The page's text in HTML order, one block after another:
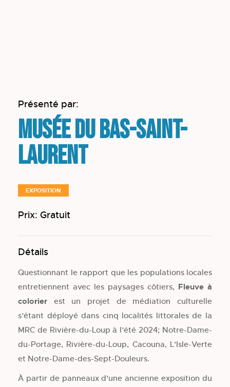
Présenté par:
Musée du Bas-Saint-
Laurent
EXPOSITION
Prix: Gratuit
Détails
Questionnant le rapport que les populations locales
entretiennent avec les paysages côtiers, Fleuve à
colorier est un projet de médiation culturelle
s’étant déployé dans cinq localités littorales de la
MRC de Rivière-du-Loup à l’été 2024; Notre-Dame-
du-Portage, Rivière-du-Loup, Cacouna, L’Isle-Verte
et Notre-Dame-des-Sept-Douleurs.
À partir de panneaux d’une ancienne exposition du